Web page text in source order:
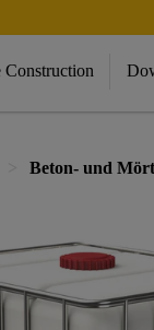
Construction
Beton- und